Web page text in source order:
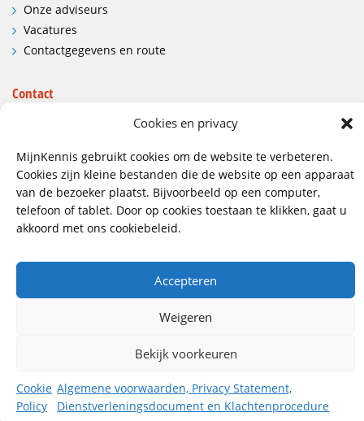
Cookies en privacy
MijnKennis gebruikt cookies om de website te verbeteren.
Cookies zijn kleine bestanden die de website op een apparaat
van de bezoeker plaatst. Bijvoorbeeld op een computer,
telefoon of tablet. Door op cookies toestaan te klikken, gaat u
akkoord met ons cookiebeleid.
Accepteren
Weigeren
Bekijk voorkeuren
Cookie
Policy
Algemene voorwaarden, Privacy Statement,
Dienstverleningsdocument en Klachtenprocedure
Onze adviseurs
Vacatures
Contactgegevens en route
Contact
Wij hebben vestigingen in:
085 - 485 4111
info@mijnkennis.nl
Volg ons
Algemene Voorwaarden, Privacy
Statement, Dienstverleningsdocument en
Klachtenprocedure